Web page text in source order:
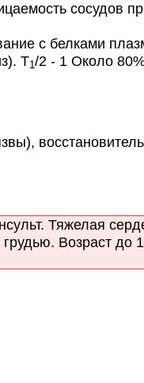
сосудов
с белками
T1/2 - 1 Около 80%
Тяжелая
Возраст до